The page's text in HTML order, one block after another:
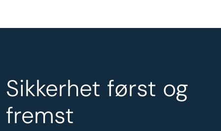
Sikkerhet først og
fremst